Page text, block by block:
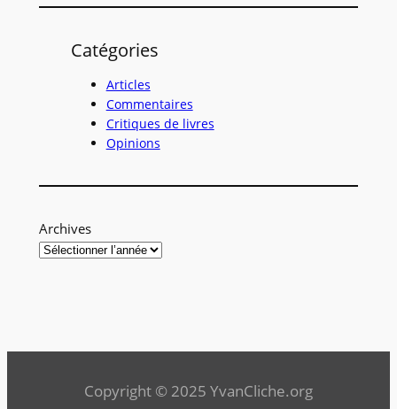
c
Catégories
Articles
Commentaires
Critiques de livres
Opinions
Archives
Copyright © 2025 YvanCliche.org